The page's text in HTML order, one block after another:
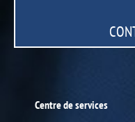
Centre de services